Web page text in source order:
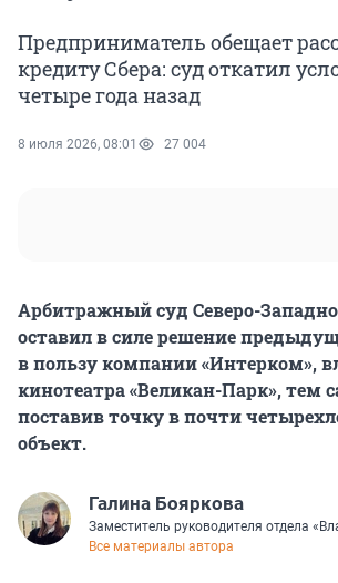
Предприниматель обещает
кредиту Сбера: суд откатил
четыре года назад
8 июля 2026, 08:01 27 004
Арбитражный суд Северо-
оставил в силе решение
в пользу компании «Интерком»,
кинотеатра «Великан-Парк», тем
поставив точку в почти
объект.
Галина Бояркова
Заместитель руководителя отдела
Все материалы автора